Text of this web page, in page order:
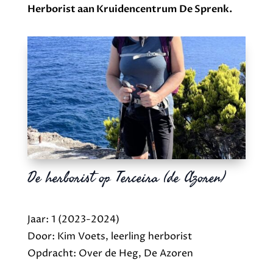
Herborist aan Kruidencentrum De Sprenk.
De herborist op Terceira (de Azoren)
Jaar: 1 (2023-2024)
Door: Kim Voets, leerling herborist
Opdracht: Over de Heg, De Azoren